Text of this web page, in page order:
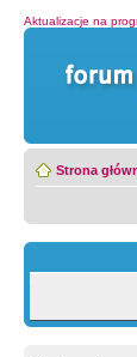
Aktualizacje na
Strona